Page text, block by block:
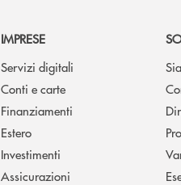
IMPRESE
Servizi digitali
Conti e carte
Finanziamenti
Estero
Investimenti
Assicurazioni